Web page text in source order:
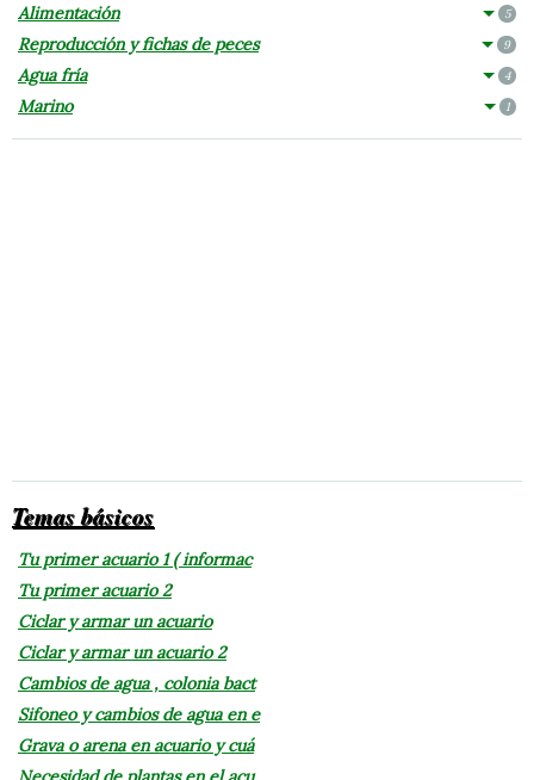
Alimentación 5
Reproducción y fichas de peces 9
Agua fría 4
Marino 1
Temas básicos
Tu primer acuario 1 ( informac
Tu primer acuario 2
Ciclar y armar un acuario
Ciclar y armar un acuario 2
Cambios de agua , colonia bact
Sifoneo y cambios de agua en e
Grava o arena en acuario y cuá